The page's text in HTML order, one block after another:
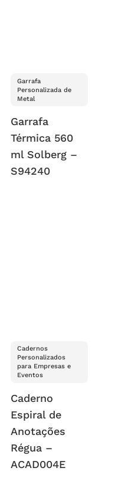
Garrafa
Personalizada de
Metal
Garrafa
Térmica 560
ml Solberg –
S94240
Cadernos
Personalizados
para Empresas e
Eventos
Caderno
Espiral de
Anotações
Régua –
ACAD004E